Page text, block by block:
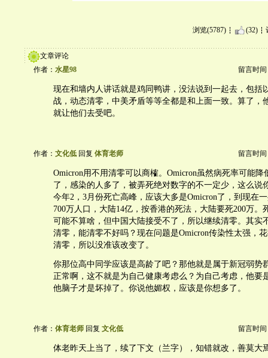
浏览(5787) (32)
文章评论
作者： 水星98 留言时间
现在和墙内人讲话就是鸡同鸭讲，没法说到一起去，包括
战，动态清零，中美矛盾等等全都是和上面一致。算了，
就让他们去受吧。
作者： 文化低 回复 体育老师 留言时间
Omicron用不用清零可以商榷。Omicron虽然病死率可能降
了，感染的人多了，被弄死绝对数字的不一定少，这么说
今年2，3月份死亡高峰，应该大多是Omicron了，到现在
700万人口，大陆14亿，按香港的死法，大陆要死200万。
可能不算啥，但中国大陆接受不了，所以继续清零。其实
清零，能清零不好吗？现在问题是Omicron传染性太强，
清零，所以没准该改变了。
你那位高中同学应该是高龄了吧？那他就是属于新冠弱势
正常啊，这不就是为自己健康考虑么？为自己考虑，他要
他脑子才是坏掉了。你说他媚权，应该是你想多了。
作者： 体育老师 回复 文化低 留言时间
体老昨天上当了，续了下文（兰字），知错就改，善莫大